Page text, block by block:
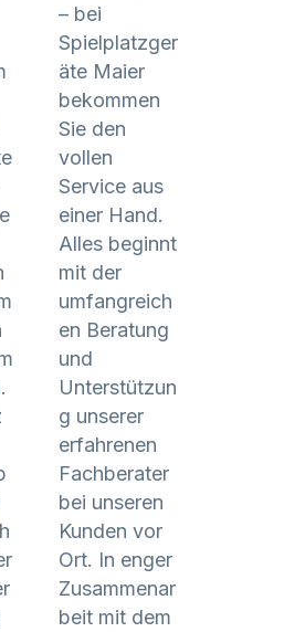
– bei
Spielplatzger
äte Maier
bekommen
Sie den
vollen
Service aus
einer Hand.
Alles beginnt
mit der
umfangreich
en Beratung
und
Unterstützun
g unserer
erfahrenen
Fachberater
bei unseren
Kunden vor
Ort. In enger
Zusammenar
beit mit dem